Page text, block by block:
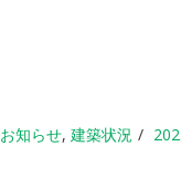
お知らせ,建築状況